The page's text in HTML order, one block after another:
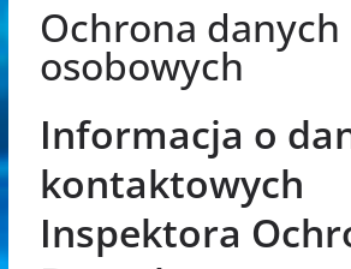
Ochrona danych
osobowych
Informacja o
kontaktowych
Inspektora